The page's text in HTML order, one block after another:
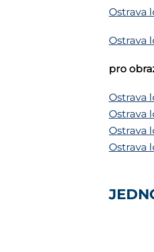
Ostrava
Ostrava
pro
Ostrava
Ostrava
Ostrava
Ostrava